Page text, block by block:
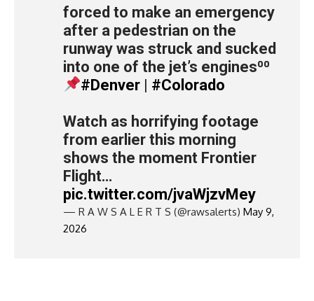
forced to make an emergency
after a pedestrian on the
runway was struck and sucked
into one of the jet’s engines⁰⁰
#Denver | #Colorado
Watch as horrifying footage
from earlier this morning
shows the moment Frontier
Flight…
pic.twitter.com/jvaWjzvMey
— R A W S A L E R T S (@rawsalerts) May 9,
2026